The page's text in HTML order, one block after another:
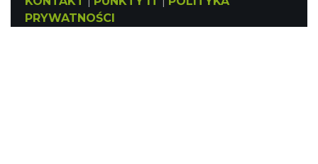
PRYWATNOŚCI